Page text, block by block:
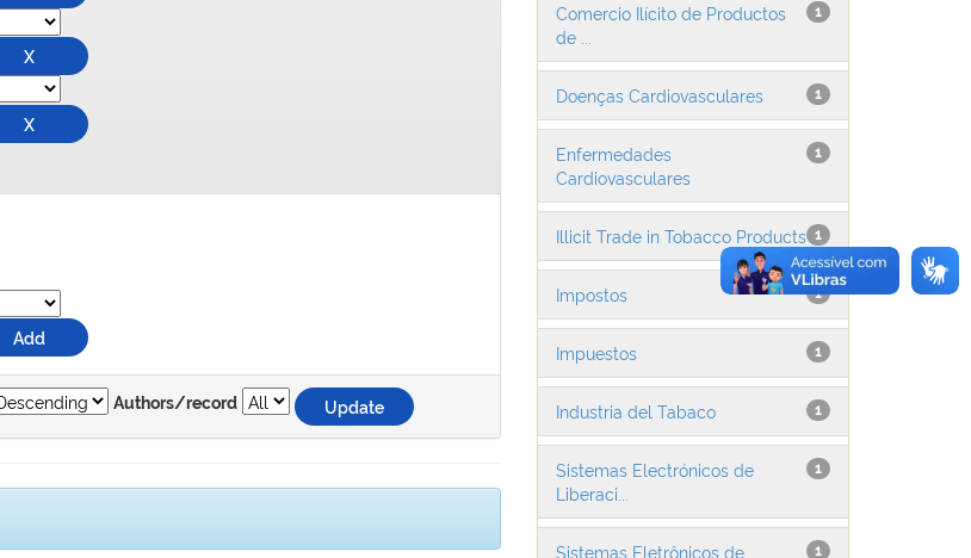
Authors/record
1
Comercio Ilícito de Productos
de ...
1
Doenças Cardiovasculares
1
Enfermedades
Cardiovasculares
1
Illicit Trade in Tobacco Products
1
Impostos
1
Impuestos
1
Industria del Tabaco
1
Sistemas Electrónicos de
Liberaci...
1
Sistemas Eletrônicos de